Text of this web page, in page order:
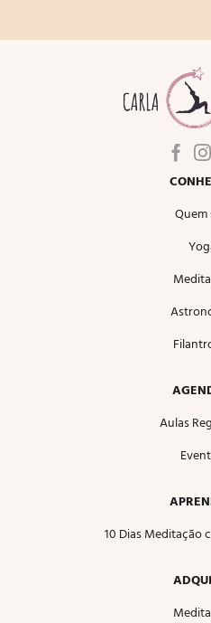
Quem
Aulas
10 Dias Meditação